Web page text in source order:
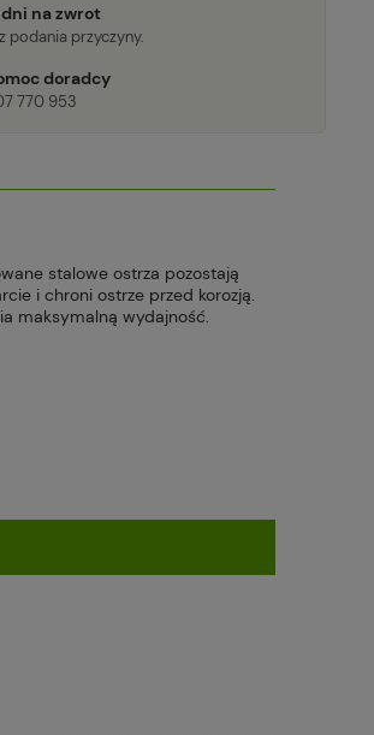
dni na zwrot
podania przyczyny.
doradcy
770 953
stalowe ostrza pozostają
i chroni ostrze przed korozją.
maksymalną wydajność.